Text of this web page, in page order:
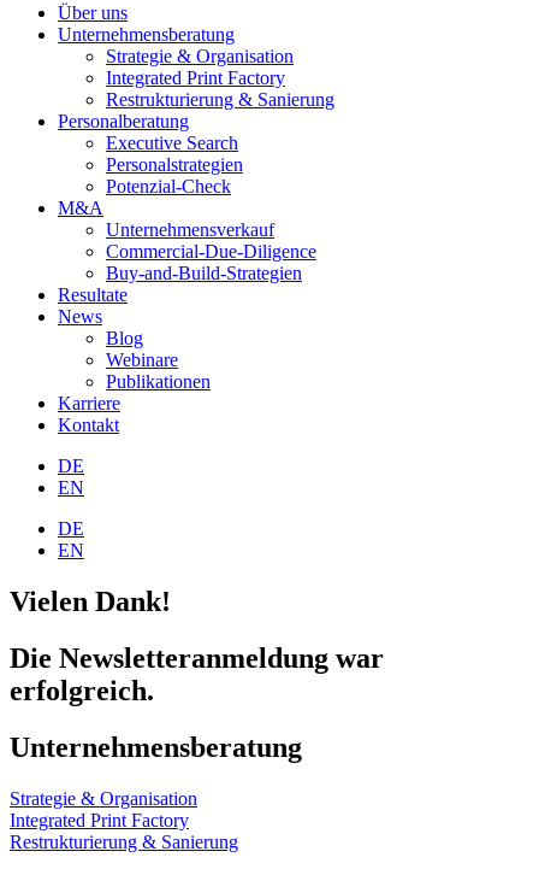
Über uns
Unternehmensberatung
Strategie & Organisation
Integrated Print Factory
Restrukturierung & Sanierung
Personalberatung
Executive Search
Personalstrategien
Potenzial-Check
M&A
Unternehmensverkauf
Commercial-Due-Diligence
Buy-and-Build-Strategien
Resultate
News
Blog
Webinare
Publikationen
Karriere
Kontakt
DE
EN
DE
EN
Vielen Dank!
Die Newsletteranmeldung war
erfolgreich.
Unternehmensberatung
Strategie & Organisation
Integrated Print Factory
Restrukturierung & Sanierung